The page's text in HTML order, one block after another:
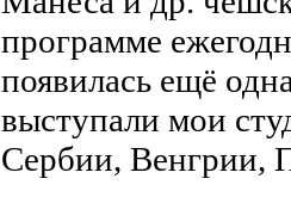
программе
появилась ещё
выступали мои
Сербии, Венгрии,